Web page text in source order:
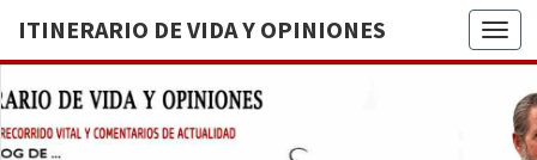
ITINERARIO DE VIDA Y OPINIONES